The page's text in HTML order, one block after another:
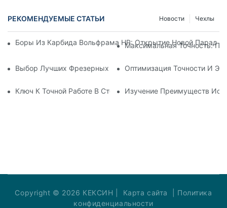
РЕКОМЕНДУЕМЫЕ СТАТЬИ Чехлы
Новости
Боры Из Карбида Вольфрама HP: Открытие Новой
Максимальная Точность:
Выбор Лучших Фрезерных Боров: Руководство По
Оптимизация Точности И
Ключ К Точной Работе В Стоматологии: Понимание
Изучение Преимуществ
Copyright © 2026 КЕКСИН | Карта сайта
Политика
конфиденциальности